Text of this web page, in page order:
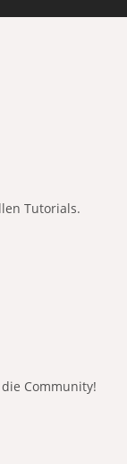
Tutorials.
Community!